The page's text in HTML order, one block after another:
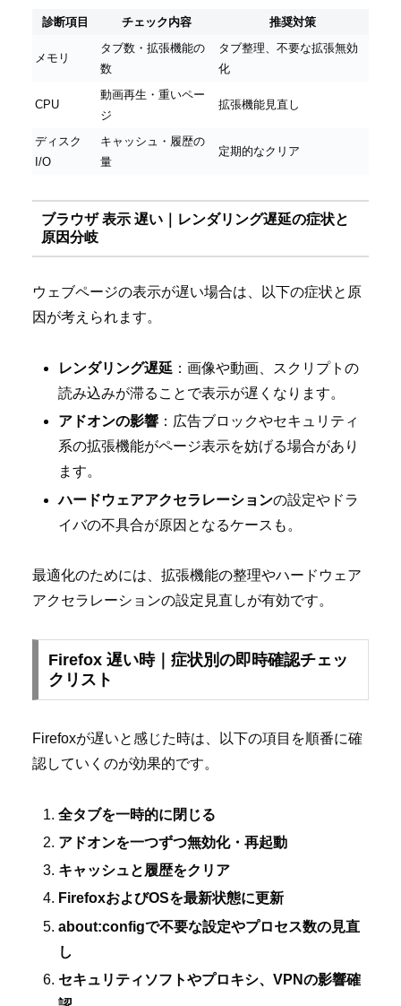
診断項目 チェック内容 推奨対策
メモリ
タブ数・拡張機能の
数
タブ整理、不要な拡張無効
化
CPU
動画再生・重いペー
ジ
拡張機能見直し
ディスク
I/O
キャッシュ・履歴の
量
定期的なクリア
ブラウザ 表示 遅い｜レンダリング遅延の症状と
原因分岐
ウェブページの表示が遅い場合は、以下の症状と原
因が考えられます。
レンダリング遅延 ：画像や動画、スクリプトの
読み込みが滞ることで表示が遅くなります。
アドオンの影響 ：広告ブロックやセキュリティ
系の拡張機能がページ表示を妨げる場合があり
ます。
ハードウェアアクセラレーションの設定やドラ
イバの不具合が原因となるケースも。
最適化のためには、拡張機能の整理やハードウェア
アクセラレーションの設定見直しが有効です。
Firefox 遅い時｜症状別の即時確認チェッ
クリスト
Firefoxが遅いと感じた時は、以下の項目を順番に確
認していくのが効果的です。
全タブを一時的に閉じる
アドオンを一つずつ無効化・再起動
キャッシュと履歴をクリア
FirefoxおよびOSを最新状態に更新
about:configで不要な設定やプロセス数の見直
し
セキュリティソフトやプロキシ、VPNの影響確